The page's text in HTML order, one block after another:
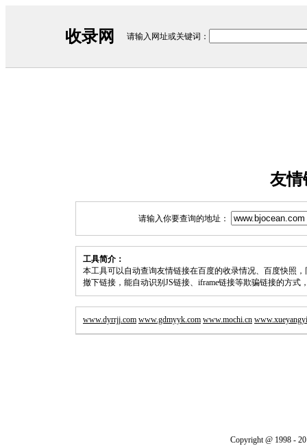
收录网 请输入网址或关键词：
友情
请输入你要查询的地址：
工具简介：
本工具可以自动查询友情链接在百度的收录情况、百度快照
撤下链接，能自动识别JS链接、iframe链接等欺骗链接的方式
www.dyrrjj.com www.gdmyyk.com www.mochi.cn
Copyright @ 1998 -